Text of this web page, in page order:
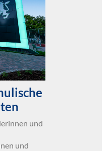
und
und